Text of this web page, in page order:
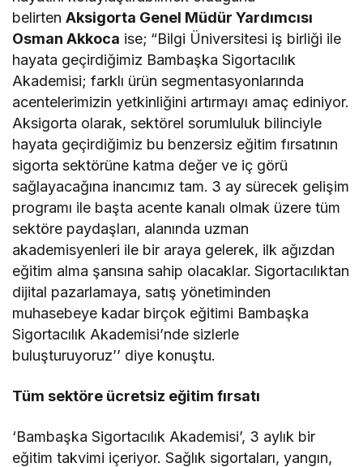
belirtenAksigorta Genel Müdür Yardımcısı
Osman Akkoca ise; “Bilgi Üniversitesi iş birliği ile
hayata geçirdiğimiz Bambaşka Sigortacılık
Akademisi; farklı ürün segmentasyonlarında
acentelerimizin yetkinliğini artırmayı amaç ediniyor.
Aksigorta olarak, sektörel sorumluluk bilinciyle
hayata geçirdiğimiz bu benzersiz eğitim fırsatının
sigorta sektörüne katma değer ve iç görü
sağlayacağına inancımız tam. 3 ay sürecek gelişim
programı ile başta acente kanalı olmak üzere tüm
sektöre paydaşları, alanında uzman
akademisyenleri ile bir araya gelerek, ilk ağızdan
eğitim alma şansına sahip olacaklar. Sigortacılıktan
dijital pazarlamaya, satış yönetiminden
muhasebeye kadar birçok eğitimi Bambaşka
Sigortacılık Akademisi’nde sizlerle
buluşturuyoruz’’ diye konuştu.
Tüm sektöre ücretsiz eğitim fırsatı
‘Bambaşka Sigortacılık Akademisi’, 3 aylık bir
eğitim takvimi içeriyor. Sağlık sigortaları, yangın,